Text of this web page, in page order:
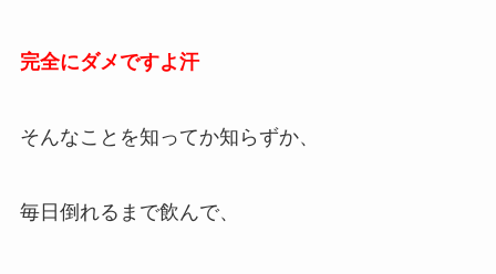
完全にダメですよ汗
そんなことを知ってか知らずか、
毎日倒れるまで飲んで、